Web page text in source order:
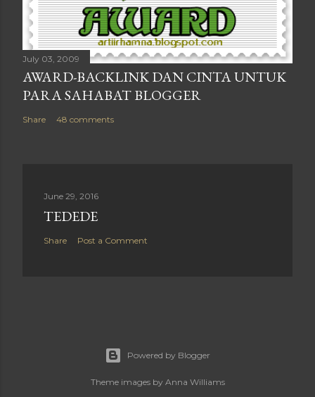
July 03, 2009
AWARD-BACKLINK DAN CINTA UNTUK
PARA SAHABAT BLOGGER
Share 48 comments
June 29, 2016
TEDEDE
Share Post a Comment
Powered by Blogger
Theme images by Anna Williams